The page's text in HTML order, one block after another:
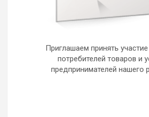
Приглашаем принять
потребителей товаров и
предпринимателей нашего